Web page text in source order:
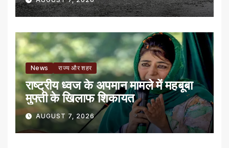
News राज्य और शहर
राष्ट्रीय ध्वज के अपमान मामले में महबूबा
मुफ्ती के खिलाफ शिकायत
AUGUST 7, 2026